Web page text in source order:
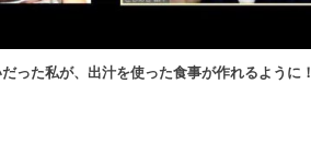
った私が、出汁を使った食事が作れるように！